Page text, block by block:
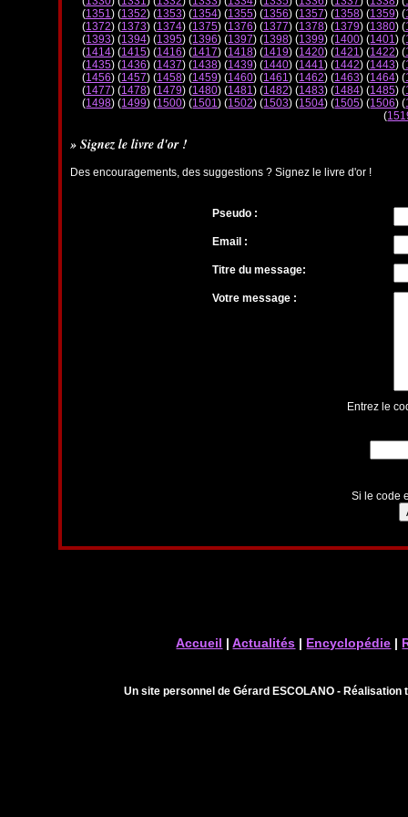
(1351) (1352) (1353) (1354) (1355) (1356) (1357) (1358) (1359) (
(1372) (1373) (1374) (1375) (1376) (1377) (1378) (1379) (1380) (
(1393) (1394) (1395) (1396) (1397) (1398) (1399) (1400) (1401) (
(1414) (1415) (1416) (1417) (1418) (1419) (1420) (1421) (1422) (
(1435) (1436) (1437) (1438) (1439) (1440) (1441) (1442) (1443) (
(1456) (1457) (1458) (1459) (1460) (1461) (1462) (1463) (1464) (
(1477) (1478) (1479) (1480) (1481) (1482) (1483) (1484) (1485) (
(1498) (1499) (1500) (1501) (1502) (1503) (1504) (1505) (1506) (
(
» Signez le livre d'or !
Des encouragements, des suggestions ? Signez le livre d'or !
Pseudo :
Email :
Titre du message:
Votre message :
Entrez le
Si le code
Accueil |Actualités | Encyclopédie |
Un site personnel de Gérard ESCOLANO -